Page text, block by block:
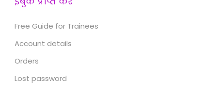
Free Guide for Trainees
Account details
Orders
Lost password